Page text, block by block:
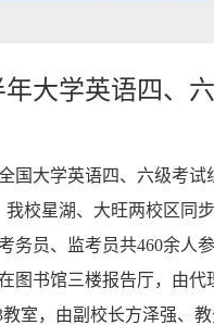
大学英语四、
国大学英语四、六级考
校星湖、大旺两校区同
务员、监考员共460余人参
图书馆三楼报告厅，由代
室，由副校长方泽强、